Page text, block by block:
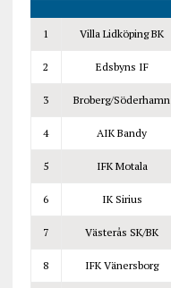
1 Villa Lidköping BK
2 Edsbyns IF
3 Broberg/Söderhamn
4 AIK Bandy
5 IFK Motala
6 IK Sirius
7 Västerås SK/BK
8 IFK Vänersborg